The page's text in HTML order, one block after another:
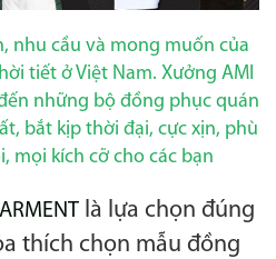
nhu cầu và mong muốn của
tiết ở Việt Nam. Xưởng AMI
những bộ đồng phục quán
bắt kịp thời đại, cực xịn, phù
mọi kích cỡ cho các bạn
là lựa chọn đúng
thích chọn mẫu đồng